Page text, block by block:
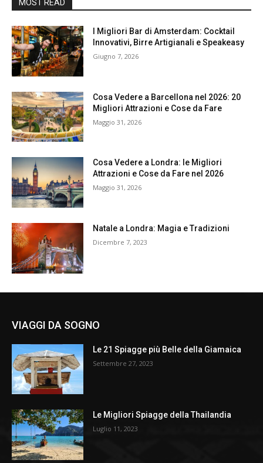
MOST READ
I Migliori Bar di Amsterdam: Cocktail
Innovativi, Birre Artigianali e Speakeasy
Giugno 7, 2026
Cosa Vedere a Barcellona nel 2026: 20
Migliori Attrazioni e Cose da Fare
Maggio 31, 2026
Cosa Vedere a Londra: le Migliori
Attrazioni e Cose da Fare nel 2026
Maggio 31, 2026
Natale a Londra: Magia e Tradizioni
Dicembre 7, 2023
VIAGGI DA SOGNO
Le 21 Spiagge più Belle della Giamaica
Settembre 27, 2023
Le Migliori Spiagge della Thailandia
Luglio 11, 2023